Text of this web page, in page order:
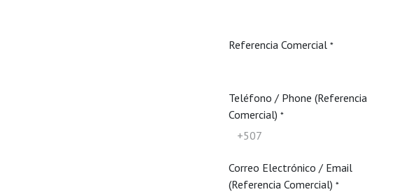
Referencia Comercial *
Teléfono / Phone (Referencia
Comercial) *
Correo Electrónico / Email
(Referencia Comercial) *